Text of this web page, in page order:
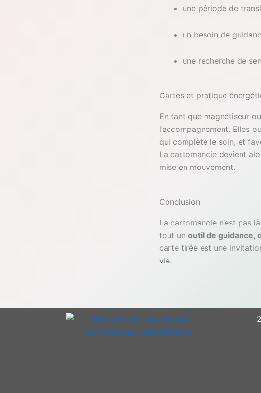
une période de
un besoin de
une recherche de
Cartes et pratique
En tant que magnétiseur
l’accompagnement. Elles
qui complète le soin, et
La cartomancie devient
mise en mouvement.
Conclusion
La cartomancie n’est pas
tout un outil de guidance,
carte tirée est une
vie.